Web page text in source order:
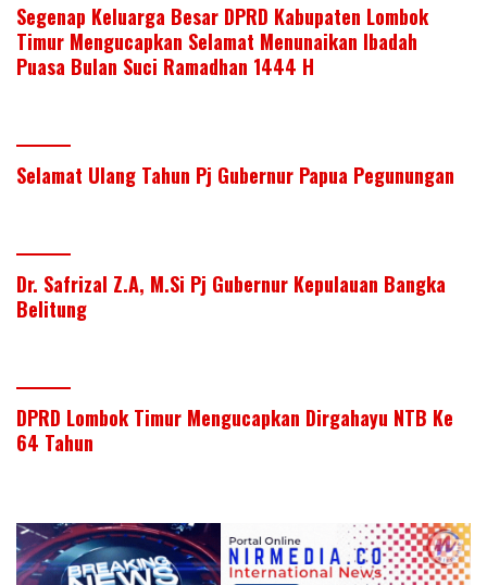
Segenap Keluarga Besar DPRD Kabupaten Lombok
Timur Mengucapkan Selamat Menunaikan Ibadah
Puasa Bulan Suci Ramadhan 1444 H
Selamat Ulang Tahun Pj Gubernur Papua Pegunungan
Dr. Safrizal Z.A, M.Si Pj Gubernur Kepulauan Bangka
Belitung
DPRD Lombok Timur Mengucapkan Dirgahayu NTB Ke
64 Tahun